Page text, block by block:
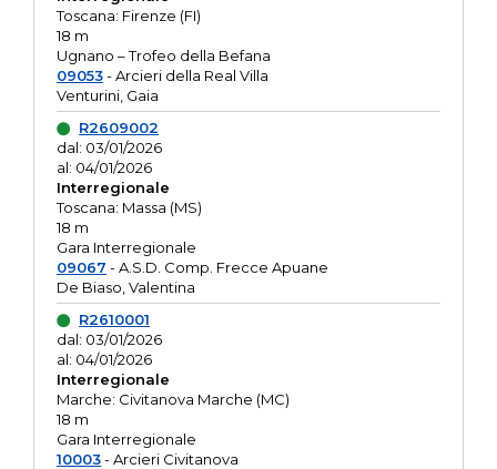
Toscana: Firenze (FI)
18 m
Ugnano – Trofeo della Befana
09053- Arcieri della Real Villa
Venturini, Gaia
R2609002
dal: 03/01/2026
al: 04/01/2026
Interregionale
Toscana: Massa (MS)
18 m
Gara Interregionale
09067 - A.S.D. Comp. Frecce Apuane
De Biaso, Valentina
R2610001
dal: 03/01/2026
al: 04/01/2026
Interregionale
Marche: Civitanova Marche (MC)
18 m
Gara Interregionale
10003- Arcieri Civitanova